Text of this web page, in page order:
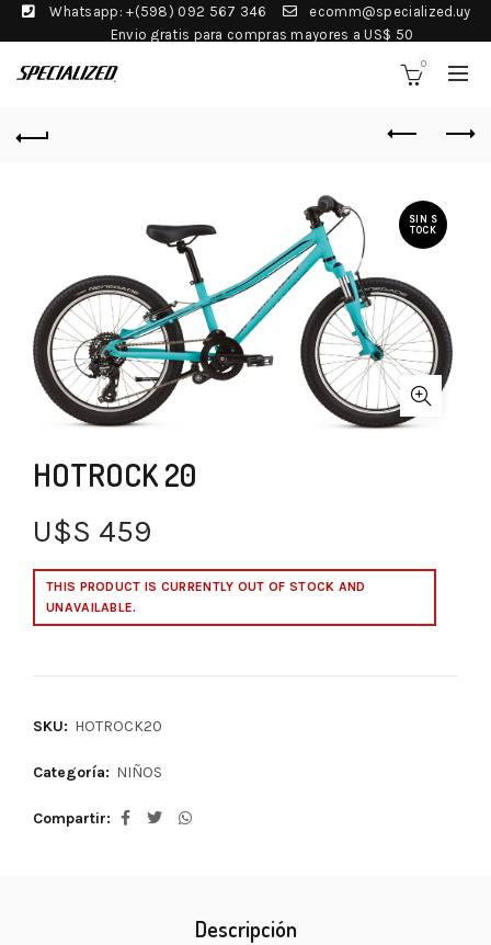
Whatsapp: +(598) 092 567 346
ecomm@specialized.uy
Envio gratis para compras mayores a US$ 50
0
SIN S
TOCK
HOTROCK 20
U$S 459
THIS PRODUCT IS CURRENTLY OUT OF STOCK AND
UNAVAILABLE.
SKU: HOTROCK20
Categoría: NIÑOS
Compartir
Descripción